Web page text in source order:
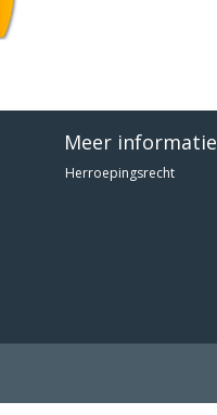
Meer informatie
Herroepingsrecht